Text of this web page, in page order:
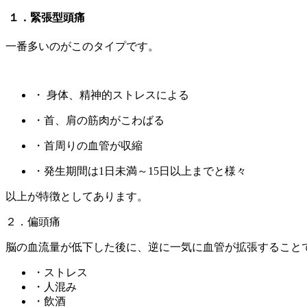
１．緊張型頭痛
一番多いのがこのタイプです。
・ 身体、精神的ストレスによる
・首、肩の筋肉がこわばる
・首周りの血管が収縮
・発生期間は1日未満～15日以上までと様々
以上が特徴としてあります。
２．偏頭痛
脳の血流量が低下した後に、逆に一気に血管が拡張すること
・ストレス
・人混み
・飲酒